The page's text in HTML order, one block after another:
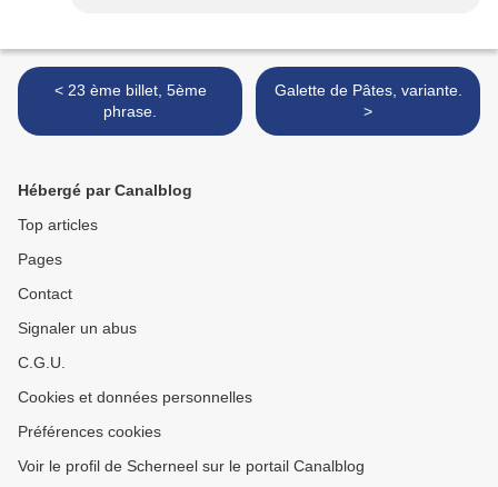
< 23 ème billet, 5ème
phrase.
Galette de Pâtes, variante.
>
Hébergé par Canalblog
Top articles
Pages
Contact
Signaler un abus
C.G.U.
Cookies et données personnelles
Préférences cookies
Voir le profil de Scherneel sur le portail Canalblog